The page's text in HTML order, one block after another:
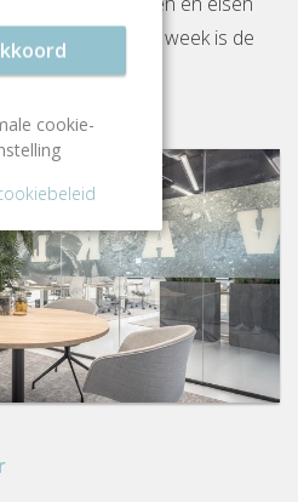
Binnen 1 week is de
locatie.
cookie-